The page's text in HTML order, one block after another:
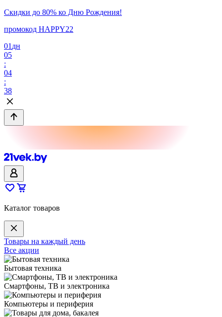
Скидки до 80% ко Дню Рождения!
промокод HAPPY22
01 дн
05
:
04
:
38
Каталог товаров
Товары на каждый день
Все акции
Бытовая техника
Смартфоны, ТВ и электроника
Компьютеры и периферия